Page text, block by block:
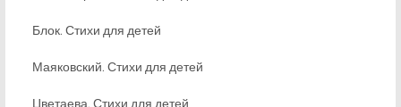
Блок. Стихи для детей
Маяковский. Стихи для детей
Цветаева. Стихи для детей